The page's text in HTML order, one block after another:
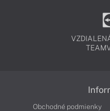
Obchodné podmienky